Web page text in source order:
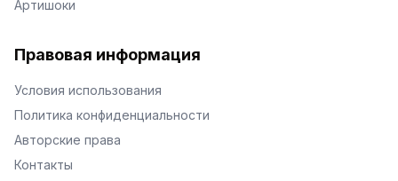
Артишоки
Правовая информация
Условия использования
Политика конфиденциальности
Авторские права
Контакты